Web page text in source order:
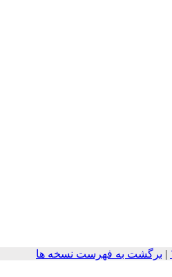
| برگشت به فهرست نسخه ها